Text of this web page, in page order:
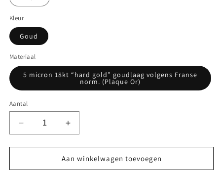
Kleur
Goud
Materiaal
5 micron 18kt “hard gold” goudlaag volgens Franse
norm. (Plaque Or)
Aantal
Aantal
verlagen
voor
fantasie
Aantal
verhogen
voor
Gouden
fantasie
Aan winkelwagen toevoegen